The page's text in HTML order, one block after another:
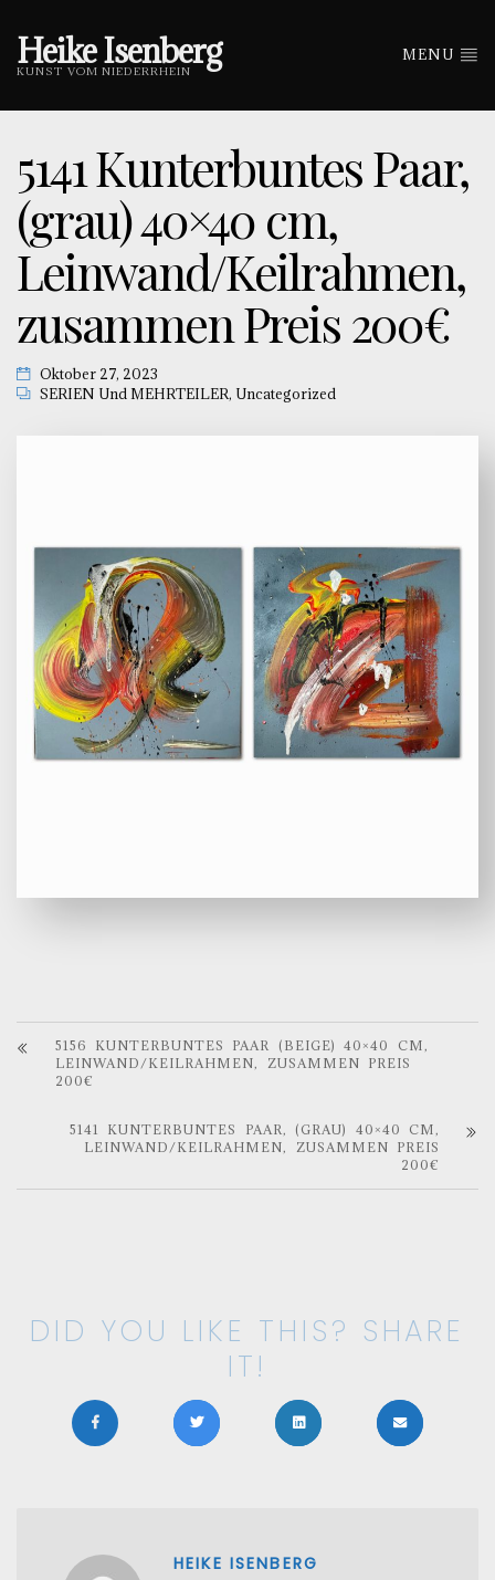
Heike Isenberg
KUNST VOM NIEDERRHEIN
MENU
5141 Kunterbuntes Paar,
(grau) 40×40 cm,
Leinwand/Keilrahmen,
zusammen Preis 200€
Oktober 27, 2023
SERIEN Und MEHRTEILER, Uncategorized
5156 KUNTERBUNTES PAAR (BEIGE) 40×40 CM,
LEINWAND/KEILRAHMEN, ZUSAMMEN PREIS
200€
5141 KUNTERBUNTES PAAR, (GRAU) 40×40 CM,
LEINWAND/KEILRAHMEN, ZUSAMMEN PREIS
200€
DID YOU LIKE THIS? SHARE
IT!
HEIKE ISENBERG